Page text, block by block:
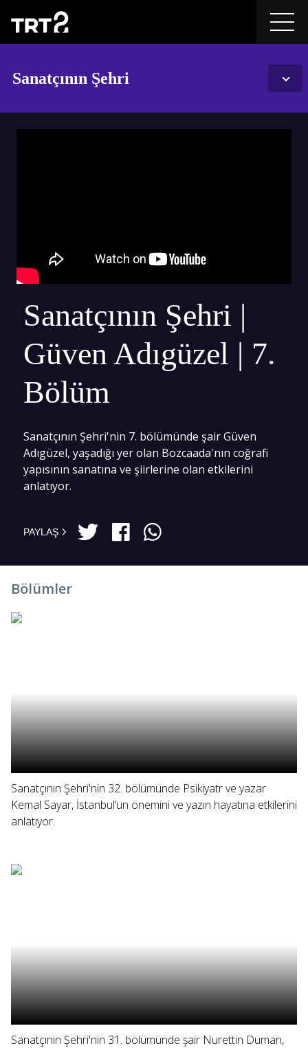
Sanatçının Şehri
Sanatçının Şehri |
Güven Adıgüzel | 7.
Bölüm
Sanatçının Şehri'nin 7. bölümünde şair Güven
Adıgüzel, yaşadığı yer olan Bozcaada'nın coğrafi
yapısının sanatına ve şiirlerine olan etkilerini
anlatıyor.
PAYLAŞ
Bölümler
Sanatçının Şehri'nin 32. bölümünde Psikiyatr ve yazar
Kemal Sayar, İstanbul’un önemini ve yazın hayatına etkilerini
anlatıyor.
Sanatçının Şehri'nin 31. bölümünde şair Nurettin Duman,